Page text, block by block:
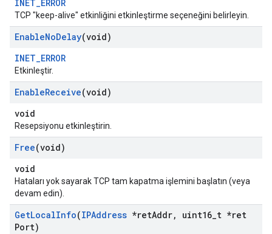
INET_ERROR
TCP "keep-alive" etkinliğini etkinleştirme seçeneğini belirleyin.
EnableNoDelay(void)
INET_ERROR
Etkinleştir.
EnableReceive(void)
void
Resepsiyonu etkinleştirin.
Free(void)
void
Hataları yok sayarak TCP tam kapatma işlemini başlatın (veya
devam edin).
GetLocalInfo(IPAddress *retAddr, uint16 t *ret
Port)